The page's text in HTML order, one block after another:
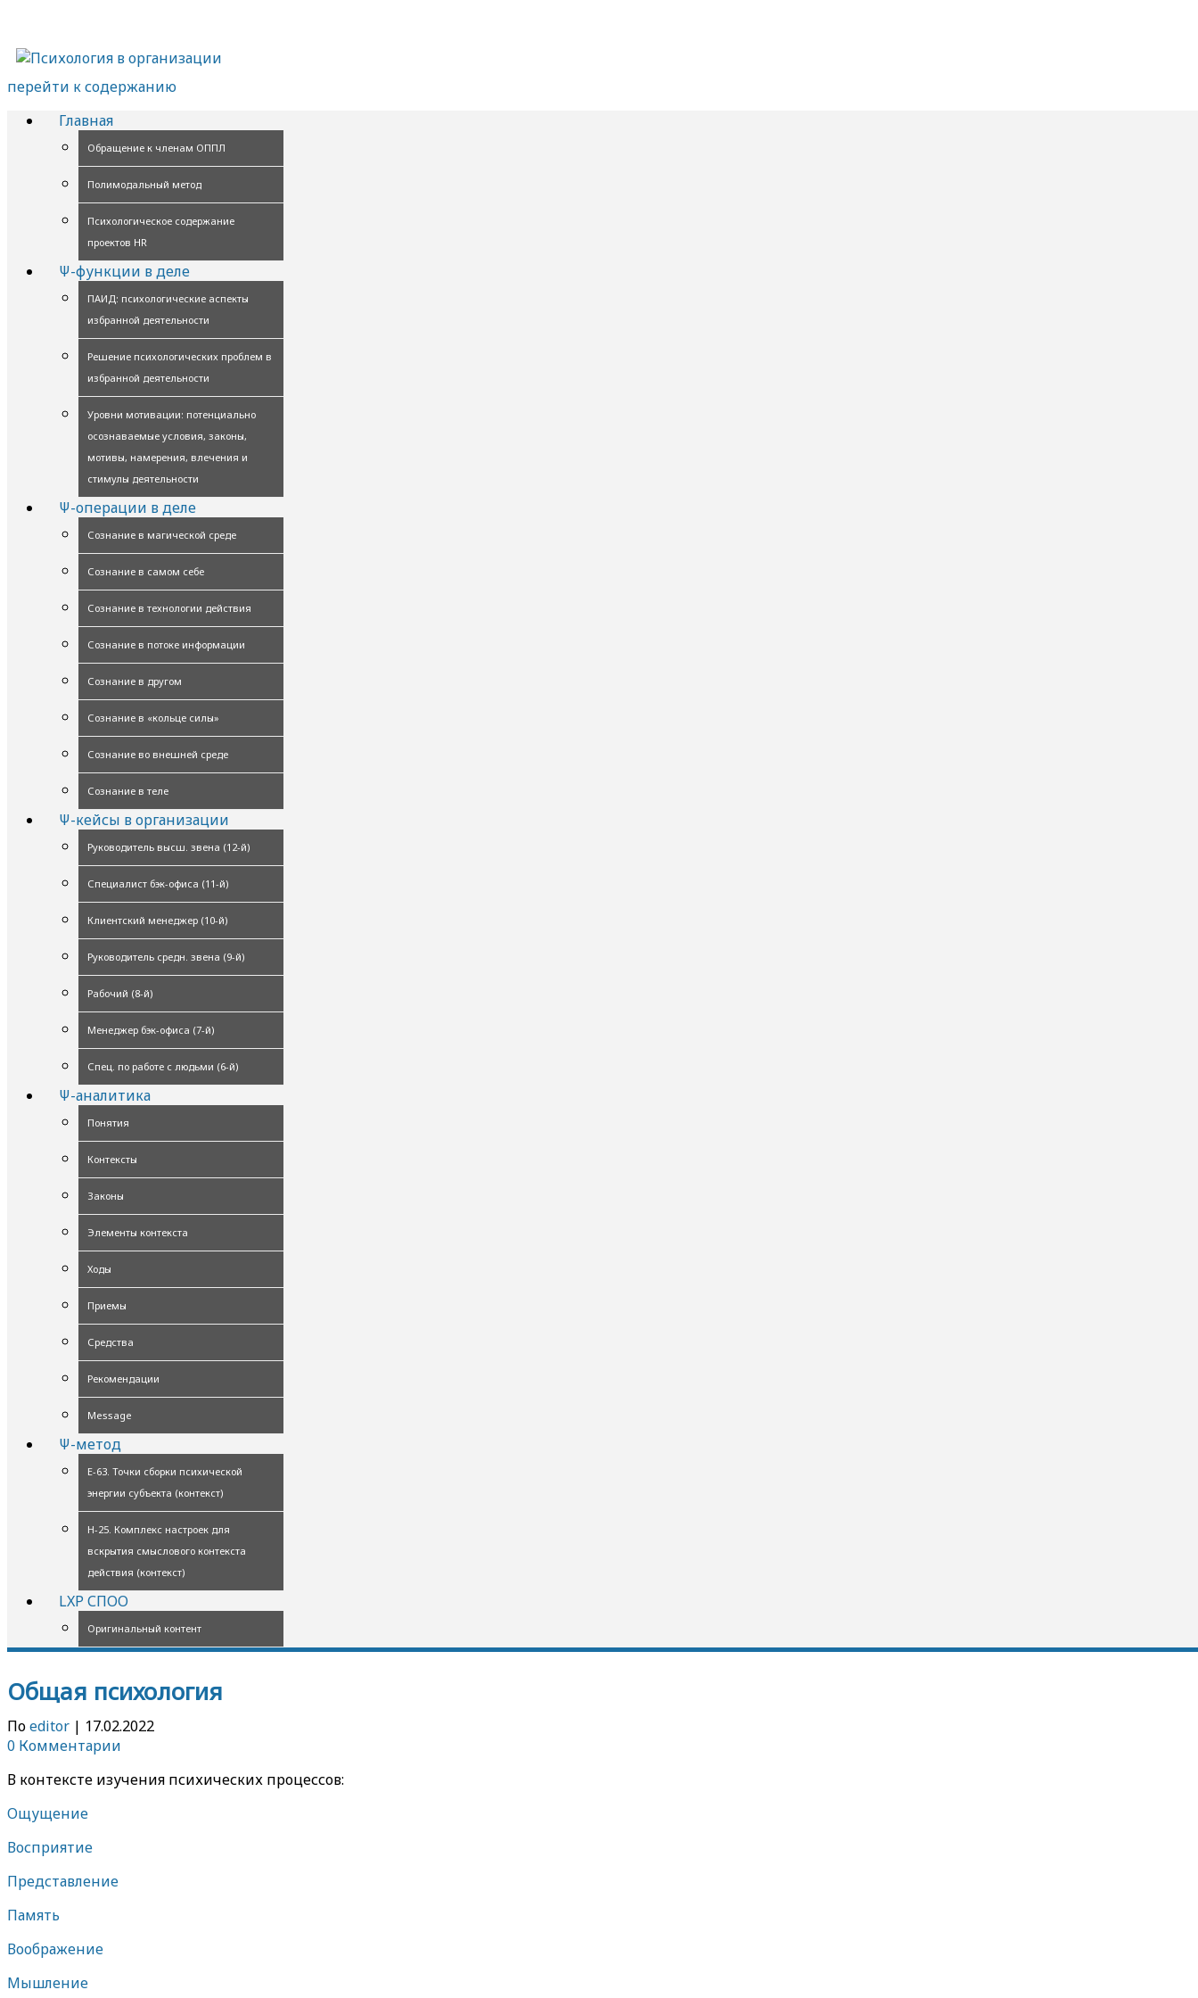
перейти к содержанию
Главная
Обращение к членам ОППЛ
Полимодальный метод
Психологическое содержание
проектов HR
Ψ-функции в деле
ПАИД: психологические аспекты
избранной деятельности
Решение психологических проблем в
избранной деятельности
Уровни мотивации: потенциально
осознаваемые условия, законы,
мотивы, намерения, влечения и
стимулы деятельности
Ψ-операции в деле
Сознание в магической среде
Сознание в самом себе
Сознание в технологии действия
Сознание в потоке информации
Сознание в другом
Сознание в «кольце силы»
Сознание во внешней среде
Сознание в теле
Ψ-кейсы в организации
Руководитель высш. звена (12-й)
Специалист бэк-офиса (11-й)
Клиентский менеджер (10-й)
Руководитель средн. звена (9-й)
Рабочий (8-й)
Менеджер бэк-офиса (7-й)
Спец. по работе с людьми (6-й)
Ψ-аналитика
Понятия
Контексты
Законы
Элементы контекста
Ходы
Приемы
Средства
Рекомендации
Message
Ψ-метод
Е-63. Точки сборки психической
энергии субъекта (контекст)
Н-25. Комплекс настроек для
вскрытия смыслового контекста
действия (контекст)
LXP СПОО
Оригинальный контент
Общая психология
Поeditor | 17.02.2022
0 Комментарии
В контексте изучения психических процессов:
Ощущение
Восприятие
Представление
Память
Воображение
Мышление